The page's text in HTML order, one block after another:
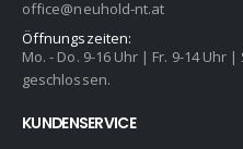
office@neuhold-nt.at
Öffnungszeiten:
Mo. - Do. 9-16 Uhr | Fr. 9-14 Uhr
geschlossen.
KUNDENSERVICE